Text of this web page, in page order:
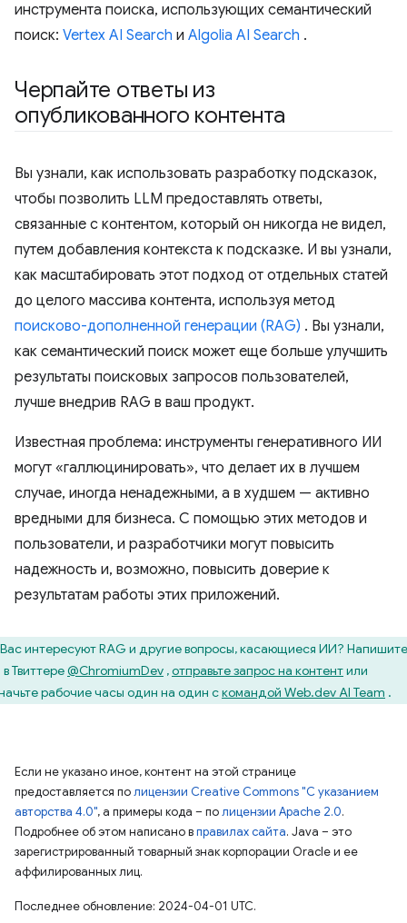
инструмента поиска, использующих семантический
поиск: Vertex AI Search и Algolia AI Search .
Черпайте ответы из
опубликованного контента
Вы узнали, как использовать разработку подсказок,
чтобы позволить LLM предоставлять ответы,
связанные с контентом, который он никогда не видел,
путем добавления контекста к подсказке. И вы узнали,
как масштабировать этот подход от отдельных статей
до целого массива контента, используя метод
поисково-дополненной генерации (RAG) . Вы узнали,
как семантический поиск может еще больше улучшить
результаты поисковых запросов пользователей,
лучше внедрив RAG в ваш продукт.
Известная проблема: инструменты генеративного ИИ
могут «галлюцинировать», что делает их в лучшем
случае, иногда ненадежными, а в худшем — активно
вредными для бизнеса. С помощью этих методов и
пользователи, и разработчики могут повысить
надежность и, возможно, повысить доверие к
результатам работы этих приложений.
Вас интересуют RAG и другие вопросы, касающиеся ИИ? Напишите
Твиттере@ChromiumDev ,отправьте запрос на контентили
рабочие часы один на один скомандой Web.dev AI Team .
Если не указано иное, контент на этой странице
предоставляется полицензии Creative Commons "С указанием
авторства 4.0", а примеры кода – полицензии Apache 2.0.
Подробнее об этом написано вправилах сайта. Java – это
зарегистрированный товарный знак корпорации Oracle и ее
аффилированных лиц.
Последнее обновление: 2024-04-01 UTC.